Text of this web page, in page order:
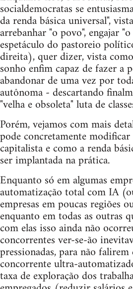
socialdemocratas se
da renda básica universal",
arrebanhar "o povo", engajar
espetáculo do pastoreio
direita), quer dizer, vista
sonho enfim capaz de fazer a
abandonar de uma vez por
autônoma - descartando
"velha e obsoleta" luta de
Porém, vejamos com mais
pode concretamente modificar
capitalista e como a renda
ser implantada na prática.
Enquanto só em algumas
automatização total com IA
empresas em poucas regiões
enquanto em todas as outras
com elas isso ainda não
concorrentes ver-se-ão
pressionadas, para não
concorrente ultra-
taxa de exploração dos